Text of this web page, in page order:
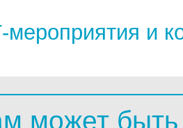
и
может быть